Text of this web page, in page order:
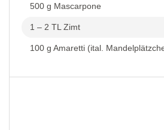
500 g Mascarpone
1 – 2 TL Zimt
100 g Amaretti (ital.